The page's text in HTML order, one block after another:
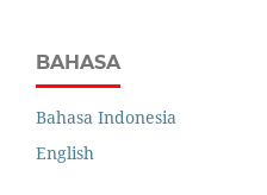
BAHASA
Bahasa Indonesia
English